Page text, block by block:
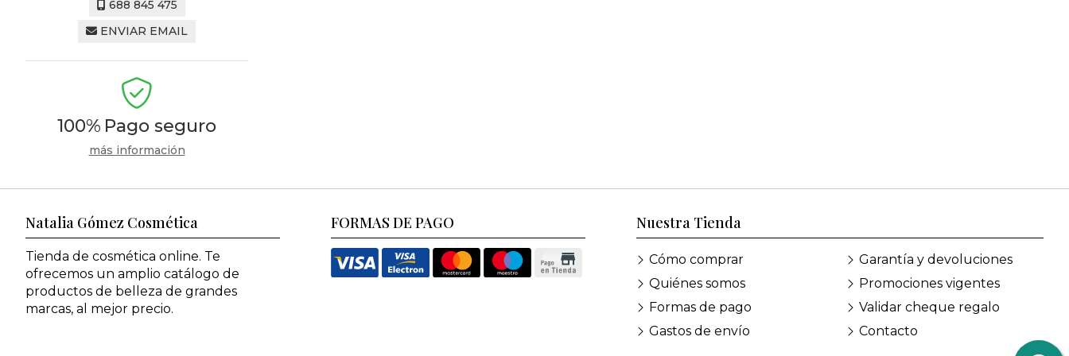
688 845 475
ENVIAR EMAIL
100% Pago seguro
más información
Natalia Gómez Cosmética
Tienda de cosmética online. Te
ofrecemos un amplio catálogo de
productos de belleza de grandes
marcas, al mejor precio.
FORMAS DE PAGO Nuestra Tienda
Cómo comprar
Quiénes somos
Formas de pago
Gastos de envío
Garantía y devoluciones
Promociones vigentes
Validar cheque regalo
Contacto